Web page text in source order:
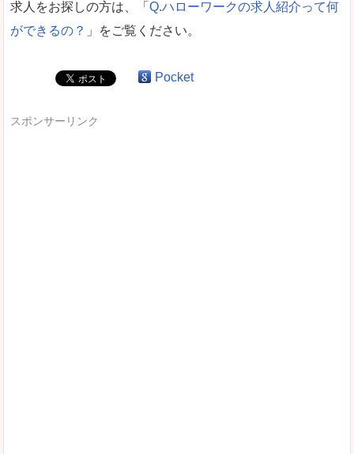
求人をお探しの方は、「 Q.ハローワークの求人紹介って何
ができるの？ 」をご覧ください。
Pocket
スポンサーリンク